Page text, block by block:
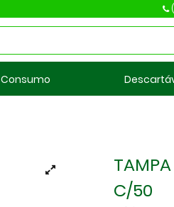
Consumo
C/50